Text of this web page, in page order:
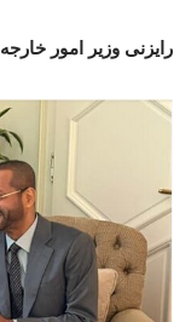
رایزنی وزیر امور